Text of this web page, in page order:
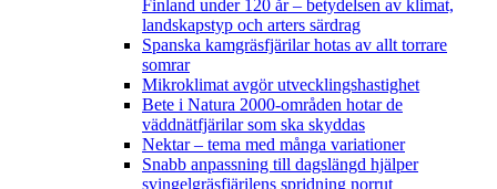
Finland under 120 år– betydelsen av klimat,
landskapstyp och arters särdrag
Spanska kamgräsfjärilar hotas av allt torrare
somrar
Mikroklimat avgör utvecklingshastighet
Bete i Natura 2000-områden hotar de
väddnätfjärilar som ska skyddas
Nektar – tema med många variationer
Snabb anpassning till dagslängd hjälper
svingelgräsfjärilens spridning norrut